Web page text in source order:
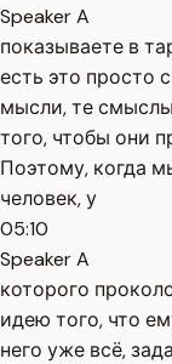
Speaker A
показываете в
есть это просто
мысли, те
того, чтобы они
Поэтому, когда
человек, у
05:10
Speaker A
которого
идею того, что
него уже всё,